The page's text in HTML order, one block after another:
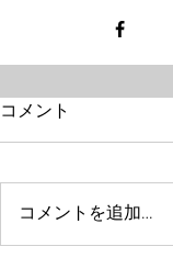
コメント
コメントを追加…